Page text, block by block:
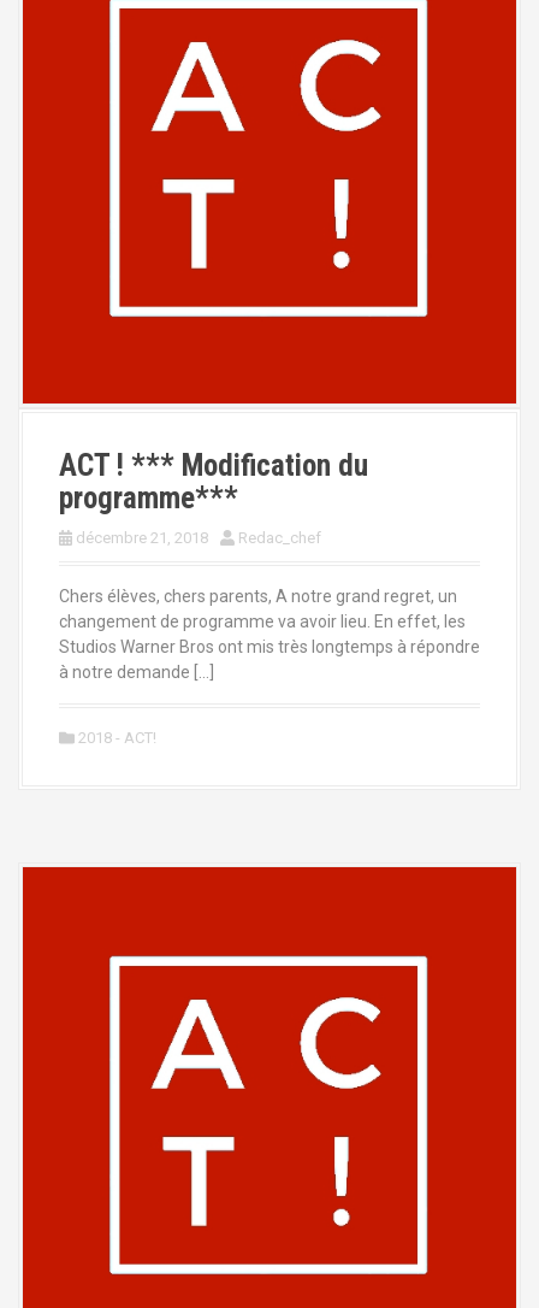
ACT ! *** Modification du
programme***
décembre 21, 2018 Redac_chef
Chers élèves, chers parents, A notre grand regret, un
changement de programme va avoir lieu. En effet, les
Studios Warner Bros ont mis très longtemps à répondre
à notre demande […]
2018 - ACT!